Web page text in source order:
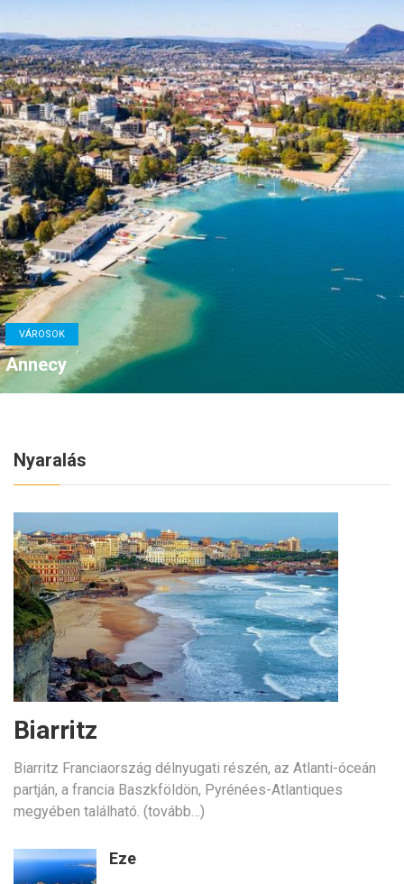
VÁROSOK
Annecy
Nyaralás
Biarritz
Biarritz Franciaország délnyugati részén, az Atlanti-óceán
partján, a francia Baszkföldön, Pyrénées-Atlantiques
megyében található. (tovább…)
Eze